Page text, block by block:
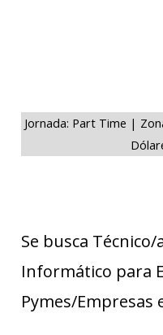
Jornada: Part Time |
Se busca
Informático para
Pymes/Empresas